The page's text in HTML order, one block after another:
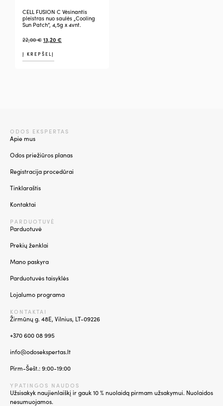
CELL FUSION C Vėsinantis
pleistras nuo saulės „Cooling
Sun Patch”, 4,5g x 4vnt.
22,00€13,20€
Į KREPŠELĮ
ODOS EKSPERTAS
Apie mus
Odos priežiūros planas
Registracija procedūrai
Tinklaraštis
Kontaktai
PARDUOTUVĖ
Parduotuvė
Prekių ženklai
Mano paskyra
Parduotuvės taisyklės
Lojalumo programa
KONTAKTAI
Žirmūnų g. 48E, Vilnius, LT-09226
+370 600 08 995
info@odosekspertas.lt
Pirm-Šešt.: 9:00-19:00
YPATINGOS NAUDOS
Užsisakyk naujienlaiškį ir gauk 10 % nuolaidą pirmam užsakymui. Nuolaidos
nesumuojamos.